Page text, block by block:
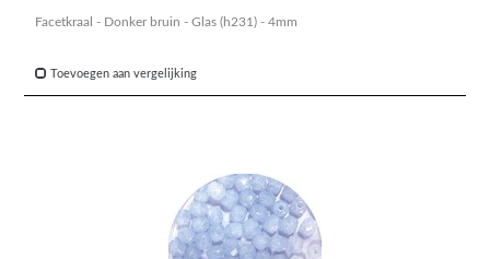
Facetkraal - Donker bruin - Glas (h231) - 4mm
Toevoegen aan vergelijking